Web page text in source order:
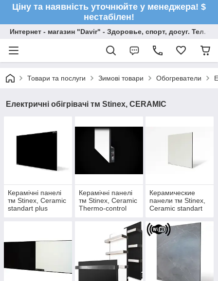
Ціну та наявність уточнюйте у менеджера! $
нестабілен!
Интернет - магазин "Davir" - Здоровье, спорт, досуг. Тел.
Товари та послуги Зимові товари Обогреватели
Електричні обігрівачі тм Stinex, CERAMIC
Керамічні панелі
тм Stinex, Ceramic
standart plus
Керамічні панелі
тм Stinex, Ceramic
Thermo-control
Керамические
панели тм Stinex,
Ceramic standart